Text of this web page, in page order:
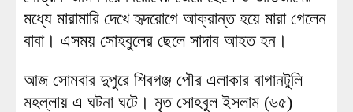
মধ্যে মারামারি দেখে হৃদরোগে আক্রান্ত হয়ে মারা গেলেন
বাবা। এসময় সোহবুলের ছেলে সাদাব আহত হন।
আজ সোমবার দুপুরে শিবগঞ্জ পৌর এলাকার বাগানটুলি
মহল্লায় এ ঘটনা ঘটে। মৃত সোহবুল ইসলাম (৬৫)